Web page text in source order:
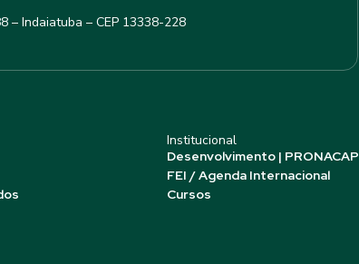
– Indaiatuba – CEP 13338-228
Institucional
Desenvolvimento | PRONACAP
FEI / Agenda Internacional
Cursos